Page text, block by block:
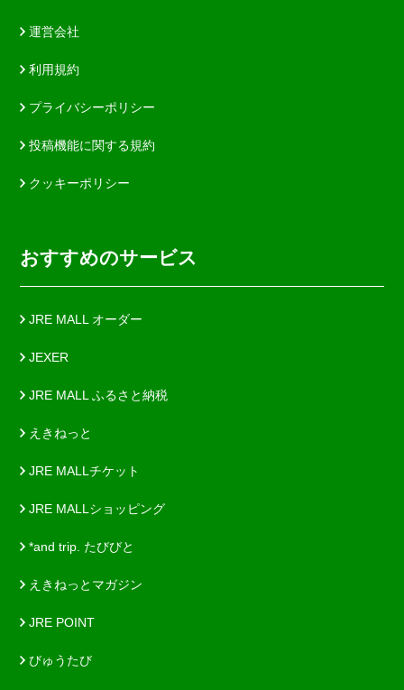
運営会社
利用規約
プライバシーポリシー
投稿機能に関する規約
クッキーポリシー
おすすめのサービス
JRE MALL オーダー
JEXER
JRE MALL ふるさと納税
えきねっと
JRE MALLチケット
JRE MALLショッピング
*and trip. たびびと
えきねっとマガジン
JRE POINT
びゅうたび